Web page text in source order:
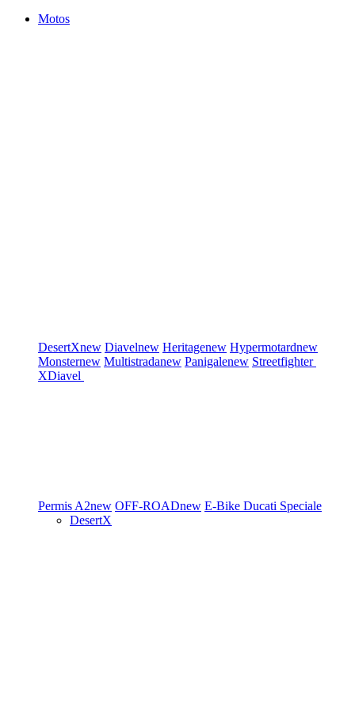
Motos
DesertXnew Diavelnew Heritagenew Hypermotardnew
Monsternew Multistradanew Panigalenew Streetfighter
XDiavel
Permis A2new OFF-ROADnew E-Bike Ducati Speciale
DesertX